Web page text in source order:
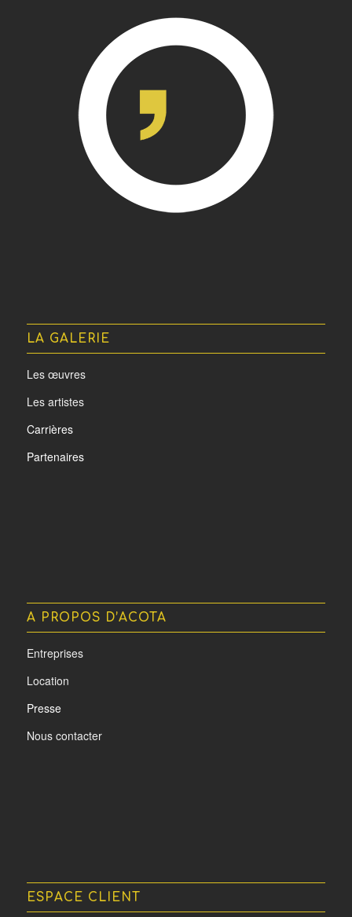
LA GALERIE
Les œuvres
Les artistes
Carrières
Partenaires
A PROPOS D’ACOTA
Entreprises
Location
Presse
Nous contacter
ESPACE CLIENT